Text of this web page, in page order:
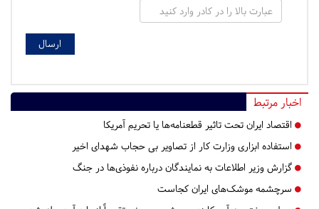
اخبار مرتبط
اقتصاد ایران تحت تاثیر قطعنامه‌ها یا تحریم‌ آمریکا
استفاده ابزاری وزارت کار از تصاویر بی حجاب شهدای اخیر
گزارش وزیر اطلاعات به نمایندگان درباره نفوذی‌ها در جنگ
سرچشمه موشک‌های ایران کجاست